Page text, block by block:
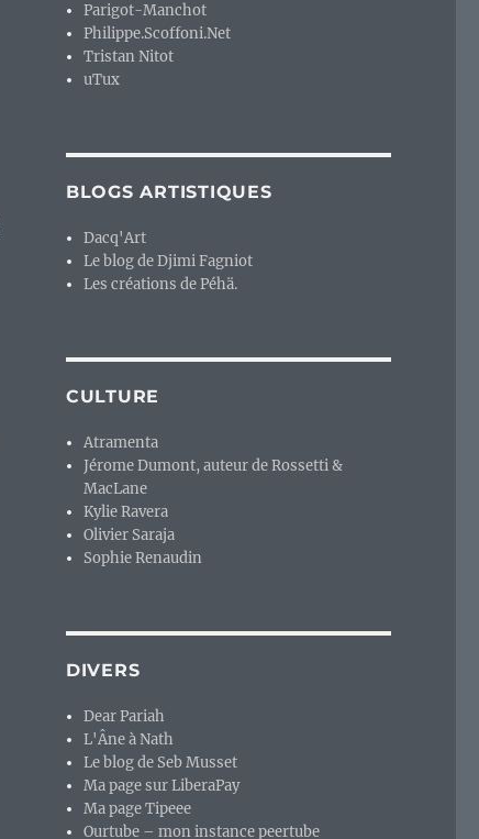
Parigot-Manchot
Philippe.Scoffoni.Net
Tristan Nitot
uTux
BLOGS ARTISTIQUES
Dacq'Art
Le blog de Djimi Fagniot
Les créations de Péhä.
CULTURE
Atramenta
Jérome Dumont, auteur de Rossetti &
MacLane
Kylie Ravera
Olivier Saraja
Sophie Renaudin
DIVERS
Dear Pariah
L'Âne à Nath
Le blog de Seb Musset
Ma page sur LiberaPay
Ma page Tipeee
Ourtube – mon instance peertube